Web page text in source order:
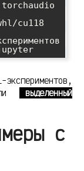
cu118
выделенный
с